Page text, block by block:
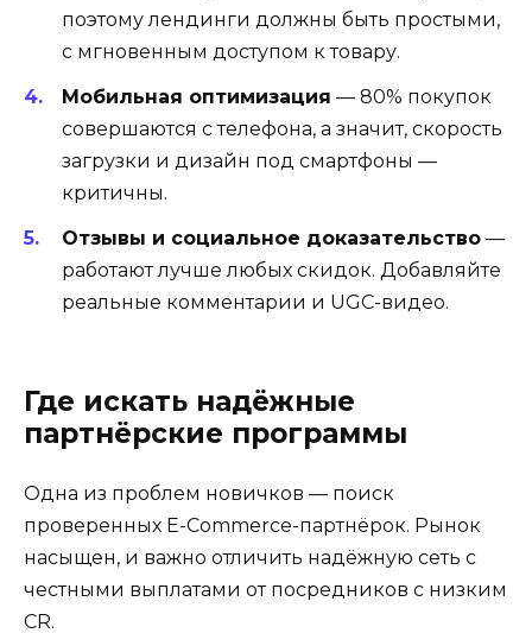
поэтому лендинги должны быть простыми,
с мгновенным доступом к товару.
Мобильная оптимизация — 80% покупок
совершаются с телефона, а значит, скорость
загрузки и дизайн под смартфоны —
критичны.
Отзывы и социальное доказательство —
работают лучше любых скидок. Добавляйте
реальные комментарии и UGC-видео.
Где искать надёжные
партнёрские программы
Одна из проблем новичков — поиск
проверенных E-Commerce-партнёрок. Рынок
насыщен, и важно отличить надёжную сеть с
честными выплатами от посредников с низким
CR.